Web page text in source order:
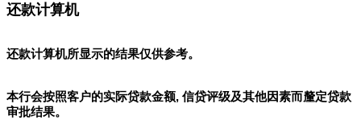
还款计算机
还款计算机所显示的结果仅供参考。
本行会按照客户的实际贷款金额, 信贷评级及其他因素而釐定贷款
审批结果。